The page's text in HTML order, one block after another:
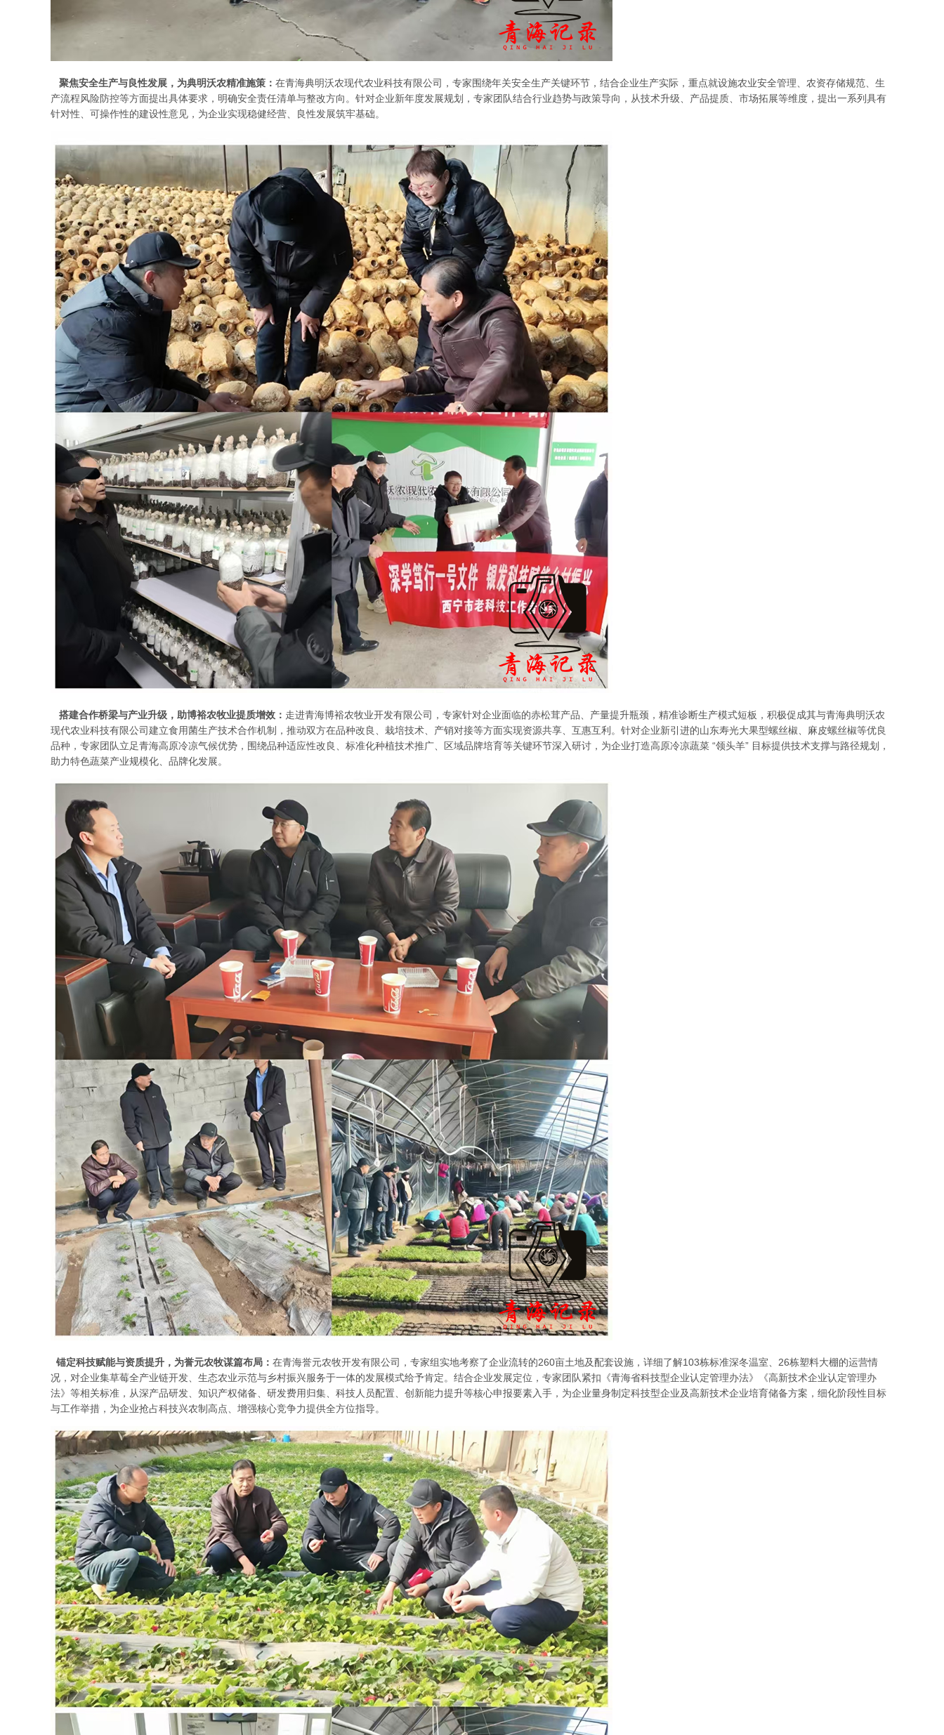
聚焦安全生产与良性发展，为典明沃农精准施策： 在青海典明沃农现代农业科技有限公司，专家围绕年关安全生产关键环节，结合企业生产实际，重点就设施农业安全管理、农资存储规范、生
产流程风险防控等方面提出具体要求，明确安全责任清单与整改方向。针对企业新年度发展规划，专家团队结合行业趋势与政策导向，从技术升级、产品提质、市场拓展等维度，提出一系列具有
针对性、可操作性的建设性意见，为企业实现稳健经营、良性发展筑牢基础。
搭建合作桥梁与产业升级，助博裕农牧业提质增效： 走进青海博裕农牧业开发有限公司，专家针对企业面临的赤松茸产品、产量提升瓶颈，精准诊断生产模式短板，积极促成其与青海典明沃农
现代农业科技有限公司建立食用菌生产技术合作机制，推动双方在品种改良、栽培技术、产销对接等方面实现资源共享、互惠互利。针对企业新引进的山东寿光大果型螺丝椒、麻皮螺丝椒等优良
品种，专家团队立足青海高原冷凉气候优势，围绕品种适应性改良、标准化种植技术推广、区域品牌培育等关键环节深入研讨，为企业打造高原冷凉蔬菜 “领头羊” 目标提供技术支撑与路径规划，
助力特色蔬菜产业规模化、品牌化发展。
锚定科技赋能与资质提升，为誉元农牧谋篇布局： 在青海誉元农牧开发有限公司，专家组实地考察了企业流转的260亩土地及配套设施，详细了解103栋标准深冬温室、26栋塑料大棚的运营情
况，对企业集草莓全产业链开发、生态农业示范与乡村振兴服务于一体的发展模式给予肯定。结合企业发展定位，专家团队紧扣《青海省科技型企业认定管理办法》《高新技术企业认定管理办
法》等相关标准，从深产品研发、知识产权储备、研发费用归集、科技人员配置、创新能力提升等核心申报要素入手，为企业量身制定科技型企业及高新技术企业培育储备方案，细化阶段性目标
与工作举措，为企业抢占科技兴农制高点、增强核心竞争力提供全方位指导。